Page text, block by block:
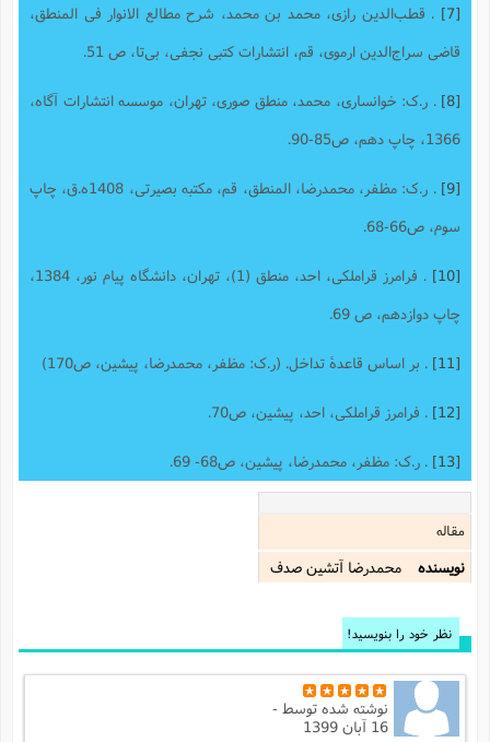
. ق‍طب‌ال‍دی‍ن‌ رازی‌، م‍ح‍م‍د ب‍ن‌ م‍ح‍م‍د، ش‍رح‌ م‍طال‍ع‌ الان‍وار فی‌ ال‍م‍ن‍طق،
ق‍اضی‌ س‍راج‌ال‍دی‍ن‌ ارم‍وی‌، قم، انتشارات کتبی نجفی، بی‌تا، ص 51.
. ر.ک: خوانساری، محمد، منطق صوری، تهران، موسسه انتشارات آگاه،
1366، چاپ دهم، ص85-90.
. ر.ک: مظفر، محمدرضا، المنطق، قم، مکتبه بصیرتی، 1408ه.ق، چاپ
سوم، ص66-68.
. فرامرز قراملکی، احد، منطق (1)، تهران، دانشگاه پیام نور، 1384،
چاپ دوازدهم، ص 69.
. بر اساس قاعدۀ تداخل. (ر.ک: مظفر، محمدرضا، پیشین، ص170)
. فرامرز قراملکی، احد، پیشین، ص70.
. ر.ک: مظفر، محمدرضا، پیشین، ص68- 69.
مقاله
نویسنده
محمدرضا آتشين صدف
نظر خود را بنویسید!
نوشته شده توسط-
16 آبان 1399